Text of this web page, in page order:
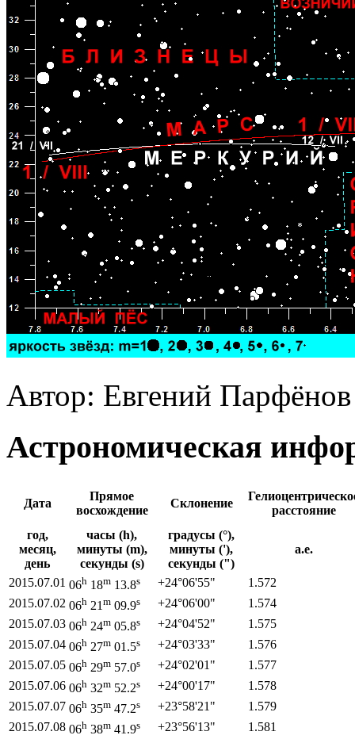
Автор: Евгений Парфёнов
Астрономическая
Дата
Прямое
восхождение
Склонение
расстояние
год,
месяц,
день
часы (h),
минуты (m),
секунды (s)
градусы (°),
минуты ('),
секунды (")
а.е.
2015.07.01 06h 18m 13.8s +24°06'55"
1.572
2015.07.02 06h 21 m 09.9s +24°06'00"
1.574
2015.07.03 06h 24m 05.8s +24°04'52"
1.575
2015.07.04 06h 27m 01.5s +24°03'33"
1.576
2015.07.05 06h 29m 57.0s +24°02'01"
1.577
2015.07.06 06h 32m 52.2s +24°00'17"
1.578
2015.07.07 06h 35m 47.2s +23°58'21"
1.579
2015.07.08 06h 38m 41.9s +23°56'13" 1.581